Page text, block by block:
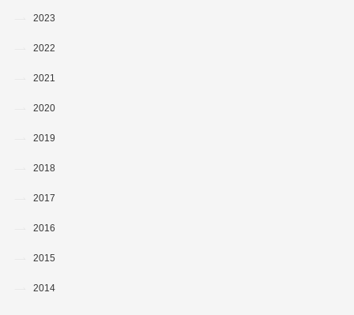
2023
2022
2021
2020
2019
2018
2017
2016
2015
2014